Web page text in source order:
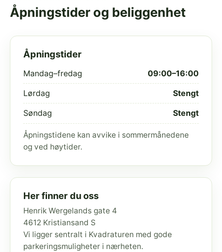
Åpningstider og beliggenhet
Åpningstider
Mandag–fredag 09:00–16:00
Lørdag Stengt
Søndag Stengt
Åpningstidene kan avvike i sommermånedene
og ved høytider.
Her finner du oss
Henrik Wergelands gate 4
4612 Kristiansand S
Vi ligger sentralt i Kvadraturen med gode
parkeringsmuligheter i nærheten.